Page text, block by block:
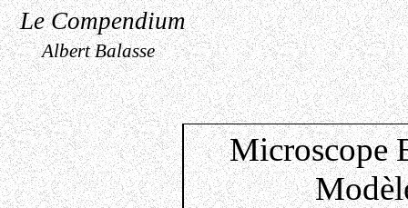
Le Compendium
Albert Balasse
Microscope